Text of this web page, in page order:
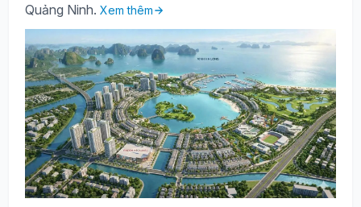
Quảng Ninh. Xem thêm